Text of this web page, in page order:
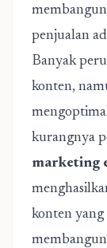
penjualan
Banyak
konten,
kurangnya
marketing
konten